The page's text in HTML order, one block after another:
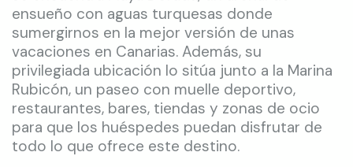
ensueño con aguas turquesas donde
sumergirnos en la mejor versión de unas
vacaciones en Canarias. Además, su
privilegiada ubicación lo sitúa junto a la Marina
Rubicón, un paseo con muelle deportivo,
restaurantes, bares, tiendas y zonas de ocio
para que los huéspedes puedan disfrutar de
todo lo que ofrece este destino.